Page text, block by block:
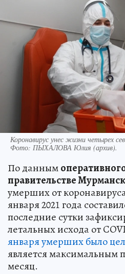
Коронавирус унес жизни четырех
Фото: ПЫХАЛОВА Юлия (архив).
По данным
правительстве
умерших от
января 2021 года
последние сутки
летальных исхода от
января умерших было
является максимальным
месяц.